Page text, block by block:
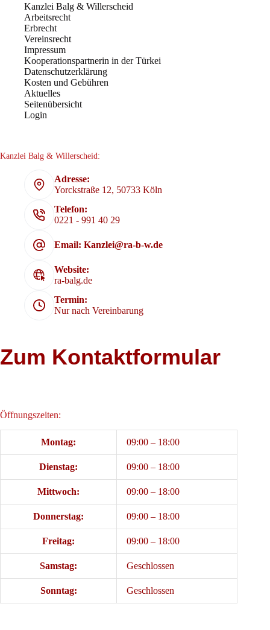
Kanzlei Balg & Willerscheid
Arbeitsrecht
Erbrecht
Vereinsrecht
Impressum
Kooperationspartnerin in der Türkei
Datenschutzerklärung
Kosten und Gebühren
Aktuelles
Seitenübersicht
Login
Kanzlei Balg & Willerscheid:
Adresse:
Yorckstraße 12, 50733 Köln
Telefon:
0221 - 991 40 29
Email: Kanzlei@ra-b-w.de
Website:
ra-balg.de
Termin:
Nur nach Vereinbarung
Zum Kontaktformular
Öffnungszeiten:
Montag: 09:00 – 18:00
Dienstag: 09:00 – 18:00
Mittwoch: 09:00 – 18:00
Donnerstag: 09:00 – 18:00
Freitag: 09:00 – 18:00
Samstag: Geschlossen
Sonntag: Geschlossen